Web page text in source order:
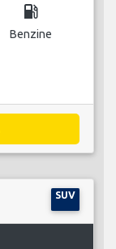
local_gas_station
Benzine
SUV